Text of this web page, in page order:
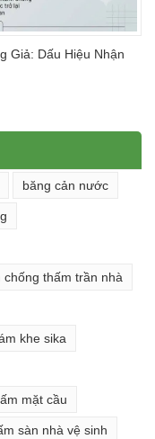
Giả: Dấu Hiệu Nhận
băng cản nước
chống thấm trần nhà
khe sika
mặt cầu
sàn nhà vệ sinh